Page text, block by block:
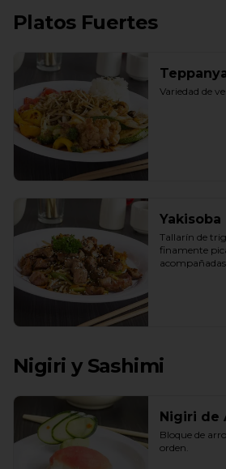
Platos Fuertes
Variedad de
Yakisoba
Tallarín de
finamente
Nigiri y Sashimi
Nigiri de
Bloque de
orden.